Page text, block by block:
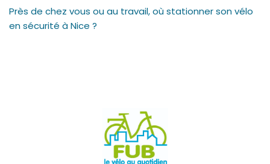
Près de chez vous ou au travail, où stationner son vélo
en sécurité à Nice ?